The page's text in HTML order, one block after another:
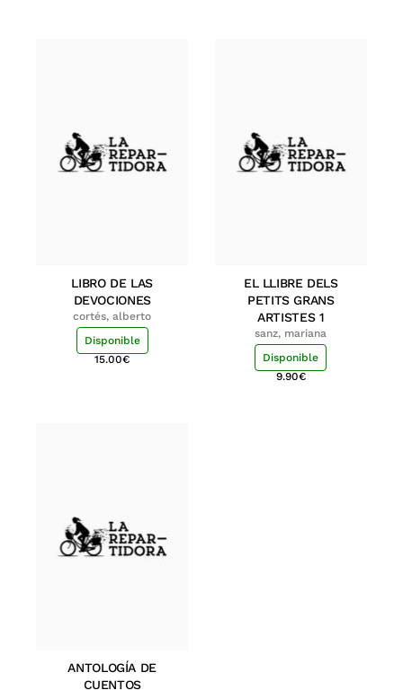
LIBRO DE LAS
DEVOCIONES
cortés, alberto
Disponible
15.00€
EL LLIBRE DELS
PETITS GRANS
ARTISTES 1
sanz, mariana
Disponible
9.90€
ANTOLOGÍA DE
CUENTOS